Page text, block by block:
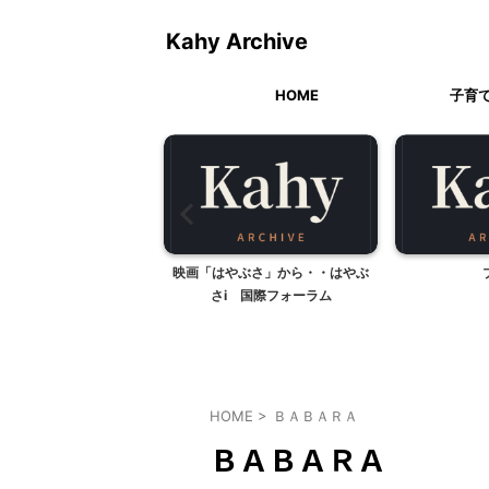
Kahy Archive
HOME 子育
映画「はやぶさ」から・・はやぶ
さi 国際フォーラム
HOME > ＢＡＢＡＲＡ
ＢＡＢＡＲＡ